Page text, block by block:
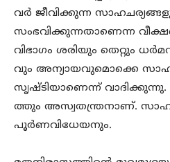
വർ ജീവിക്കുന്ന
സംഭവിക്കുന്നതാണെന്ന
വിഭാഗം ശരിയും തെറ്റും
വും അന്യായവുമൊക്കെ
സൃഷ്ടിയാണെന്ന് വാദിക്കുന്നു.
ത്തും അസ്വതന്ത്രനാണ്.
പൂർണവിധേയനും.